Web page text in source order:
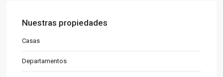
Nuestras propiedades
Casas
Departamentos